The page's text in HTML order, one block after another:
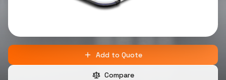
Add to Quote
Compare